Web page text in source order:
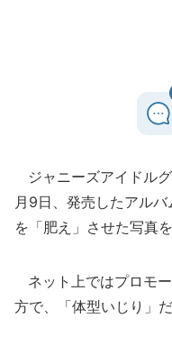
ジャニーズアイドル
月9日、発売したアル
を「肥え」させた写真
ネット上ではプロモ
方で、「体型いじり」